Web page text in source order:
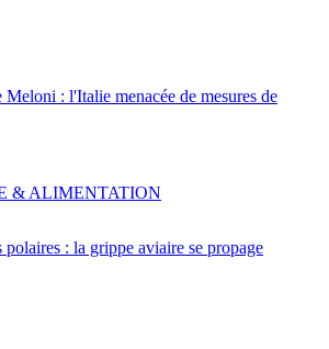
Meloni : l'Italie menacée de mesures de
: la grippe aviaire se propage
& ALIMENTATION